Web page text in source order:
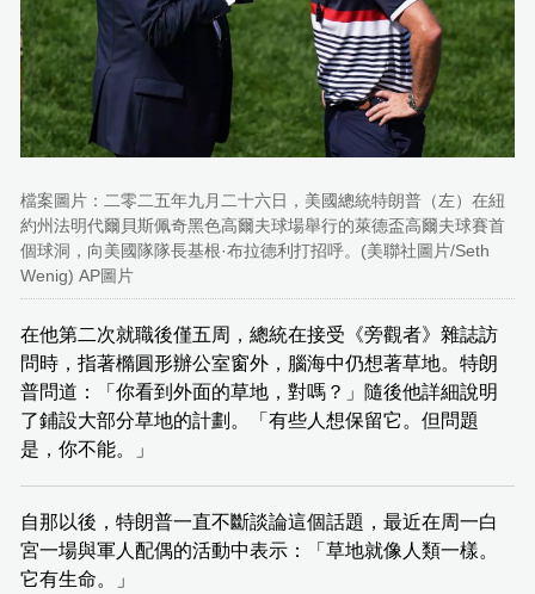
檔案圖片：二零二五年九月二十六日，美國總統特朗普（左）在紐
約州法明代爾貝斯佩奇黑色高爾夫球場舉行的萊德盃高爾夫球賽首
個球洞，向美國隊隊長基根·布拉德利打招呼。(美聯社圖片/Seth
Wenig) AP圖片
在他第二次就職後僅五周，總統在接受《旁觀者》雜誌訪
問時，指著橢圓形辦公室窗外，腦海中仍想著草地。特朗
普問道：「你看到外面的草地，對嗎？」隨後他詳細說明
了鋪設大部分草地的計劃。「有些人想保留它。但問題
是，你不能。」
自那以後，特朗普一直不斷談論這個話題，最近在周一白
宮一場與軍人配偶的活動中表示：「草地就像人類一樣。
它有生命。」